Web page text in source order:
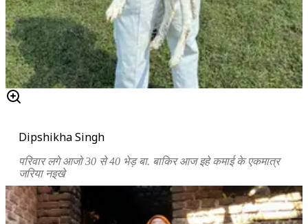
Dipshikha Singh
परिवार लगे आजो 30 से 40 भेड़ बा. बाकिर आज इहे कमाई के एकमात्र
जरिया नइखे